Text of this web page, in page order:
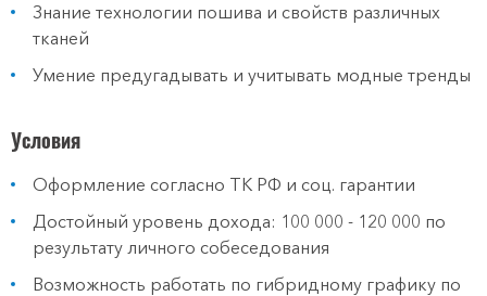
Знание технологии пошива и свойств различных
тканей
Умение предугадывать и учитывать модные тренды
Условия
Оформление согласно ТК РФ и соц. гарантии
Достойный уровень дохода: 100 000 - 120 000 по
результату личного собеседования
Возможность работать по гибридному графику по